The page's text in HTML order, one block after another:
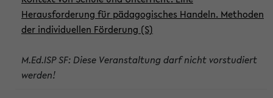
Herausforderung für pädagogisches Handeln. Methoden
der individuellen Förderung (S)
M.Ed.ISP SF: Diese Veranstaltung darf nicht vorstudiert
werden!